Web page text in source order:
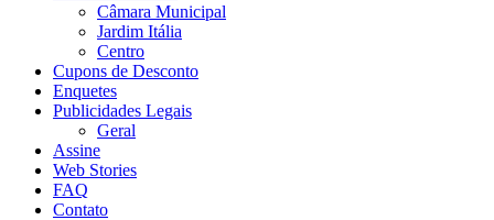
Câmara Municipal
Jardim Itália
Centro
Cupons de Desconto
Enquetes
Publicidades Legais
Geral
Assine
Web Stories
FAQ
Contato